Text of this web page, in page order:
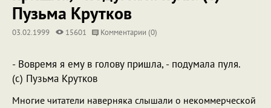
Пузьма Крутков
03.02.1999 15601 Комментарии (0)
- Вовремя я ему в голову пришла, - подумала пуля.
(с) Пузьма Крутков
Многие читатели наверняка слышали о некоммерческой